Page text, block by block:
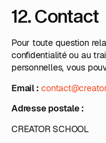
12. Contact
Pour toute question
confidentialité ou au
personnelles, vous
Email :
Adresse postale :
CREATOR SCHOOL